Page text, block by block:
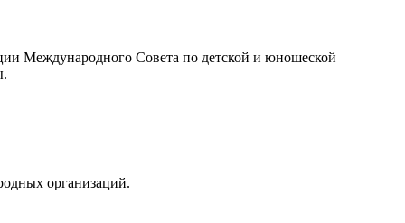
Международного Совета по детской и юношеской
организаций.